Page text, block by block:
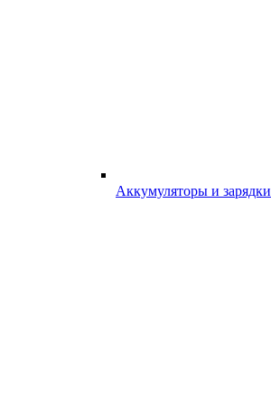
Аккумуляторы и зарядки